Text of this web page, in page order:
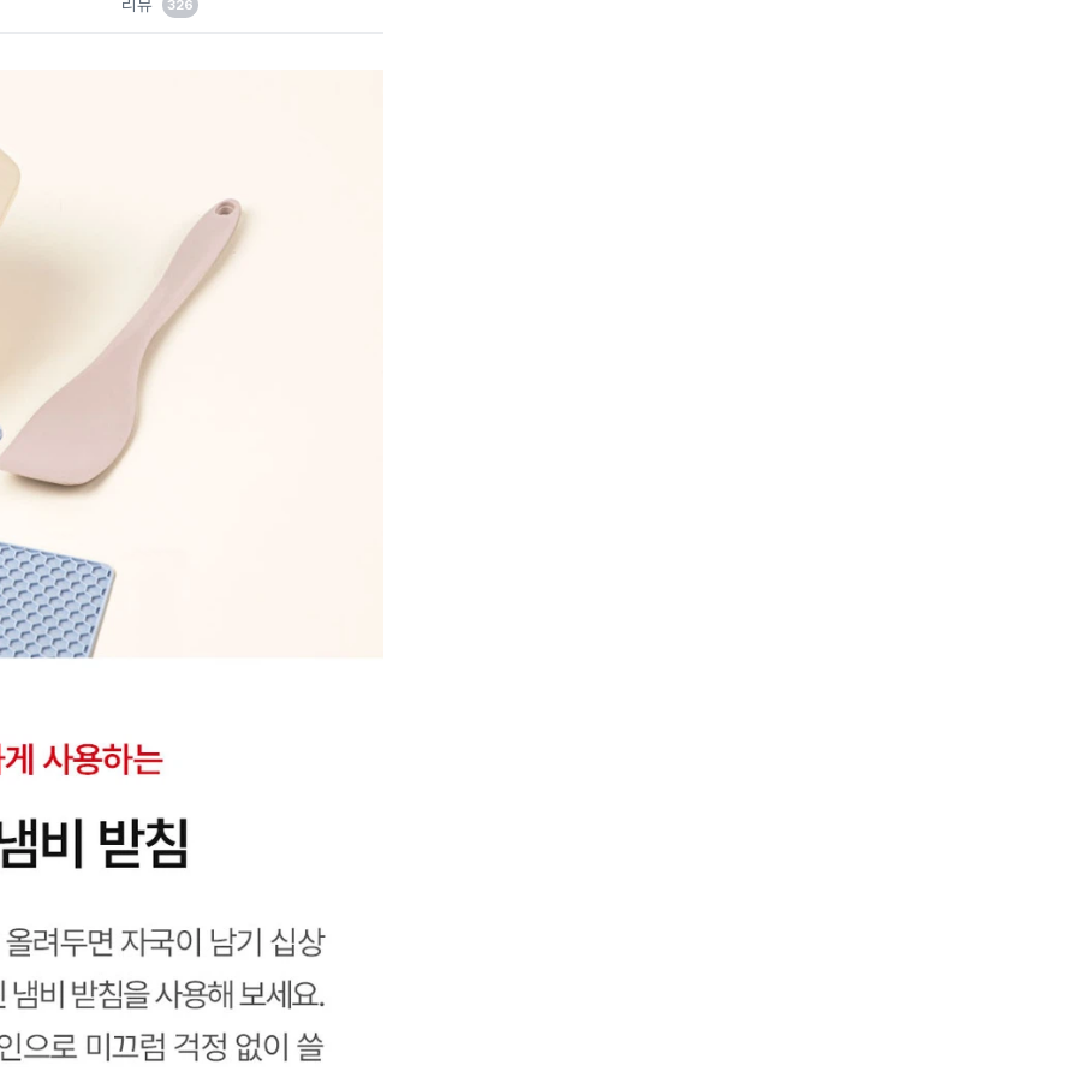
리뷰 326